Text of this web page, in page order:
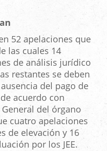
52 apelaciones que
las cuales 14
de análisis jurídico
restantes se deben
del pago de
acuerdo con
del órgano
cuatro apelaciones
de elevación y 16
por los JEE.